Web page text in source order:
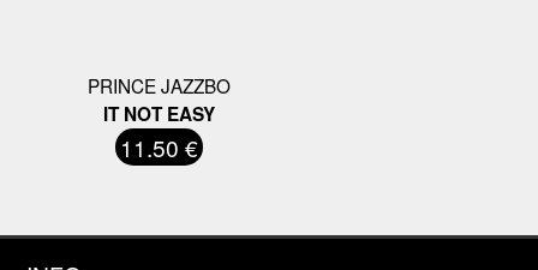
PRINCE JAZZBO
IT NOT EASY
11.50 €